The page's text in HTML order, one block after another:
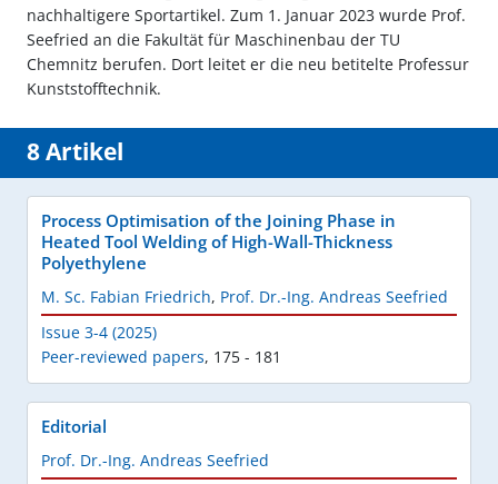
nachhaltigere Sportartikel. Zum 1. Januar 2023 wurde Prof.
Seefried an die Fakultät für Maschinenbau der TU
Chemnitz berufen. Dort leitet er die neu betitelte Professur
Kunststofftechnik.
8 Artikel
Process Optimisation of the Joining Phase in
Heated Tool Welding of High-Wall-Thickness
Polyethylene
M. Sc. Fabian Friedrich, Prof. Dr.-Ing. Andreas Seefried
Issue 3-4 (2025)
Peer-reviewed papers, 175 - 181
Editorial
Prof. Dr.-Ing. Andreas Seefried